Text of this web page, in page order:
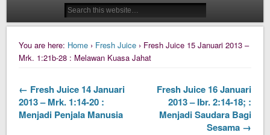
You are here: Home › Fresh Juice › Fresh Juice 15 Januari 2013 –
Mrk. 1:21b-28 : Melawan Kuasa Jahat
← Fresh Juice 14 Januari
2013 – Mrk. 1:14-20 :
Menjadi Penjala Manusia
Fresh Juice 16 Januari
2013 – Ibr. 2:14-18; :
Menjadi Saudara Bagi
Sesama →